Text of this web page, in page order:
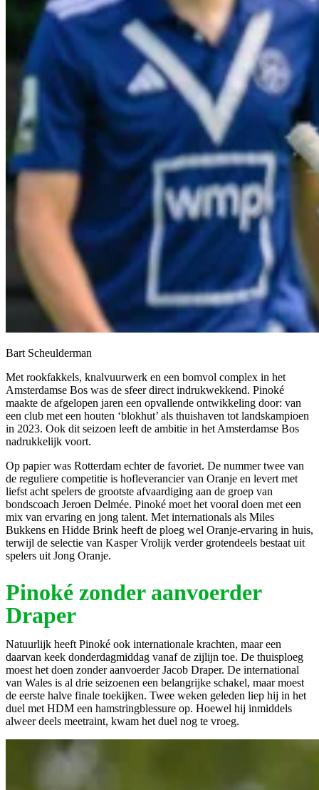
Bart Scheulderman
Met rookfakkels, knalvuurwerk en een bomvol complex in het
Amsterdamse Bos was de sfeer direct indrukwekkend. Pinoké
maakte de afgelopen jaren een opvallende ontwikkeling door: van
een club met een houten ‘blokhut’ als thuishaven tot landskampioen
in 2023. Ook dit seizoen leeft de ambitie in het Amsterdamse Bos
nadrukkelijk voort.
Op papier was Rotterdam echter de favoriet. De nummer twee van
de reguliere competitie is hofleverancier van Oranje en levert met
liefst acht spelers de grootste afvaardiging aan de groep van
bondscoach Jeroen Delmée. Pinoké moet het vooral doen met een
mix van ervaring en jong talent. Met internationals als Miles
Bukkens en Hidde Brink heeft de ploeg wel Oranje-ervaring in huis,
terwijl de selectie van Kasper Vrolijk verder grotendeels bestaat uit
spelers uit Jong Oranje.
Pinoké zonder aanvoerder
Draper
Natuurlijk heeft Pinoké ook internationale krachten, maar een
daarvan keek donderdagmiddag vanaf de zijlijn toe. De thuisploeg
moest het doen zonder aanvoerder Jacob Draper. De international
van Wales is al drie seizoenen een belangrijke schakel, maar moest
de eerste halve finale toekijken. Twee weken geleden liep hij in het
duel met HDM een hamstringblessure op. Hoewel hij inmiddels
alweer deels meetraint, kwam het duel nog te vroeg.